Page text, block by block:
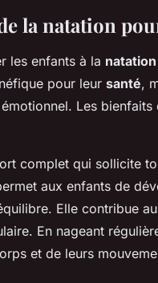
la natation
les enfants à la natation
pour leur santé,
Les
complet qui sollicite
aux enfants de
Elle contribue
En nageant
et de leurs